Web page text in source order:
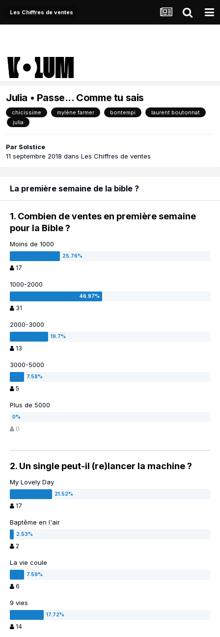
Les Chiffres de ventes
Julia • Passe... Comme tu sais
chicissime mylène farmer bontempi
laurent boutonnat
julia
Par Solstice
11 septembre 2018 dans Les Chiffres de ventes
La première semaine de la bible ?
1. Combien de ventes en première semaine
pour la Bible ?
Moins de 1000
17
1000-2000
31
2000-3000
13
3000-5000
5
Plus de 5000
0
2. Un single peut-il (re)lancer la machine ?
My Lovely Day
17
Baptême en l'air
2
La vie coule
6
9 vies
14